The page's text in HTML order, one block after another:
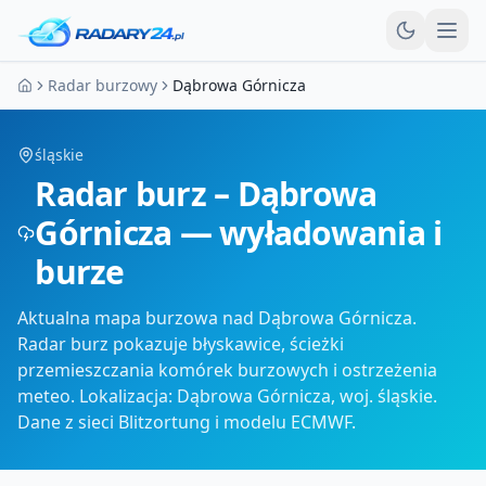
Strona główna
Radar burzowy Dąbrowa Górnicza
śląskie
Radar burz – Dąbrowa
Górnicza — wyładowania i
burze
Aktualna mapa burzowa nad Dąbrowa Górnicza.
Radar burz pokazuje błyskawice, ścieżki
przemieszczania komórek burzowych i ostrzeżenia
meteo. Lokalizacja: Dąbrowa Górnicza, woj. śląskie.
Dane z sieci Blitzortung i modelu ECMWF.